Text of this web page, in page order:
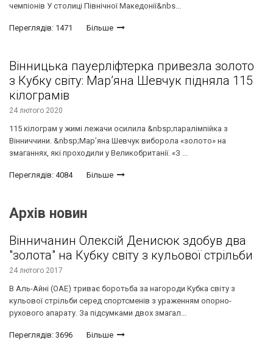
чемпіонів У столиці Північної Македонії&nbs...
Переглядів: 1471 Більше
Вінницька пауерліфтерка привезла золото
з Кубку світу: Мар’яна Шевчук підняла 115
кілограмів
24 лютого 2020
115 кілограм у жимі лежачи осилила &nbsp;паралімпійка з
Вінниччини. &nbsp;Мар’яна Шевчук виборола «золото» на
змаганнях, які проходили у Великобританії. «З ...
Переглядів: 4084 Більше
Архів новин
Вінничанин Олексій Денисюк здобув два
"золота" на Кубку світу з кульової стрільби
24 лютого 2017
В Аль-Айні (ОАЕ) триває боротьба за нагороди Кубка світу з
кульової стрільби серед спортсменів з ураженням опорно-
рухового апарату. За підсумками двох змагал...
Переглядів: 3696 Більше